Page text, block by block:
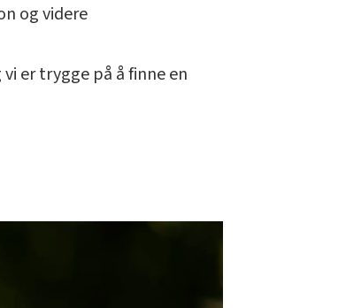
og videre
er trygge på å finne en